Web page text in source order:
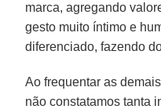
marca, agregando
gesto muito íntimo e
diferenciado, fazendo
Ao frequentar as demais
não constatamos tanta